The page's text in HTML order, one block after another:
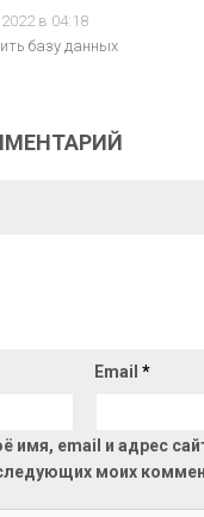
в 04:18
базу данных
Email *
имя, email и адрес
моих